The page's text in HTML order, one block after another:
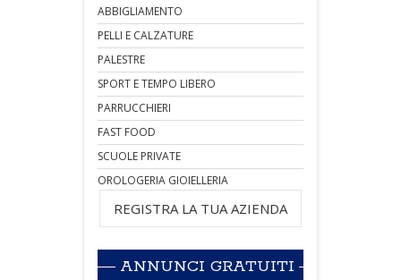
ABBIGLIAMENTO
PELLI E CALZATURE
PALESTRE
SPORT E TEMPO LIBERO
PARRUCCHIERI
FAST FOOD
SCUOLE PRIVATE
OROLOGERIA GIOIELLERIA
REGISTRA LA TUA AZIENDA
ANNUNCI GRATUITI